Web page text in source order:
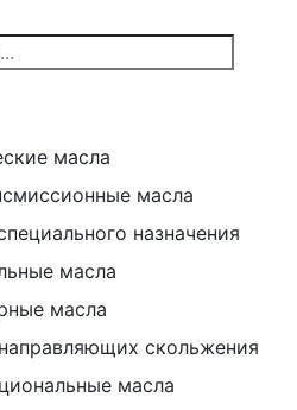
масла
масла
назначения
масла
масла
скольжения
масла